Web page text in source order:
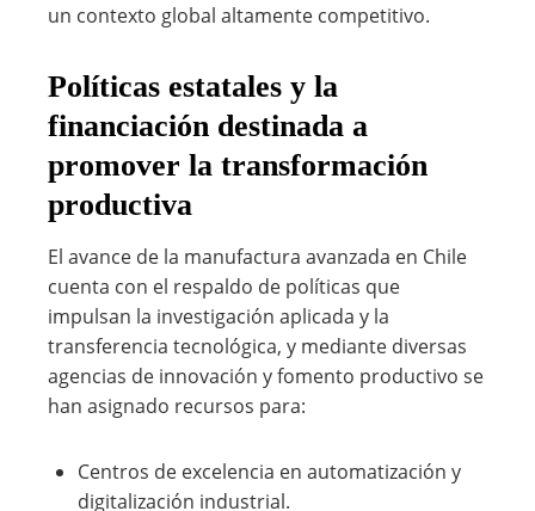
un contexto global altamente competitivo.
Políticas estatales y la
financiación destinada a
promover la transformación
productiva
El avance de la manufactura avanzada en Chile
cuenta con el respaldo de políticas que
impulsan la investigación aplicada y la
transferencia tecnológica, y mediante diversas
agencias de innovación y fomento productivo se
han asignado recursos para:
Centros de excelencia en automatización y
digitalización industrial.